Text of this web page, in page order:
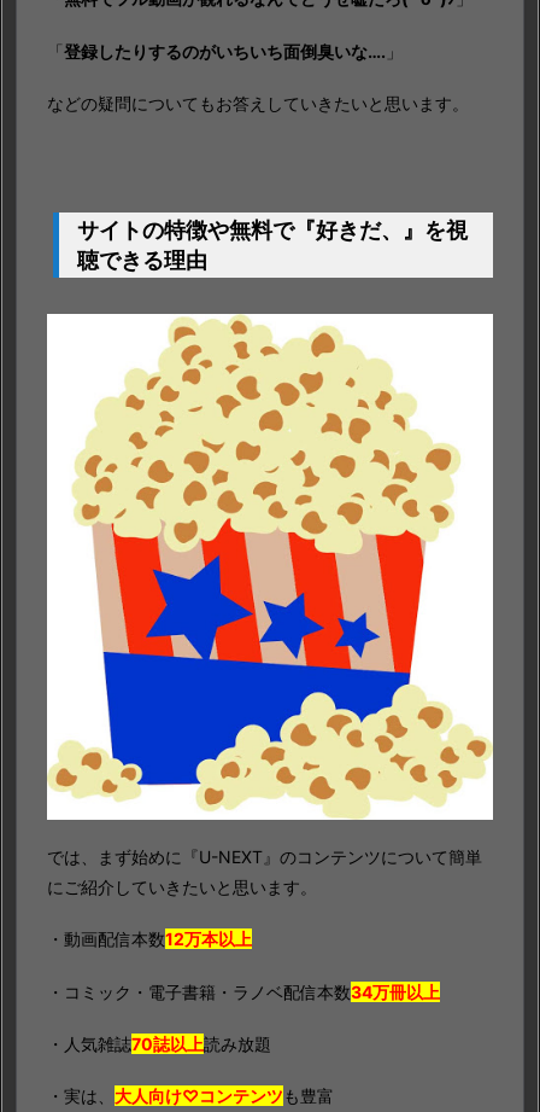
「登録したりするのがいちいち面倒臭いな…. 」
などの疑問についてもお答えしていきたいと思います。
サイトの特徴や無料で『好きだ、』を視
聴できる理由
では、まず始めに『U-NEXT』のコンテンツについて簡単
にご紹介していきたいと思います。
・動画配信本数12万本以上
・コミック・電子書籍・ラノベ配信本数34万冊以上
・人気雑誌70誌以上読み放題
・実は、 大人向け♡コンテンツも豊富